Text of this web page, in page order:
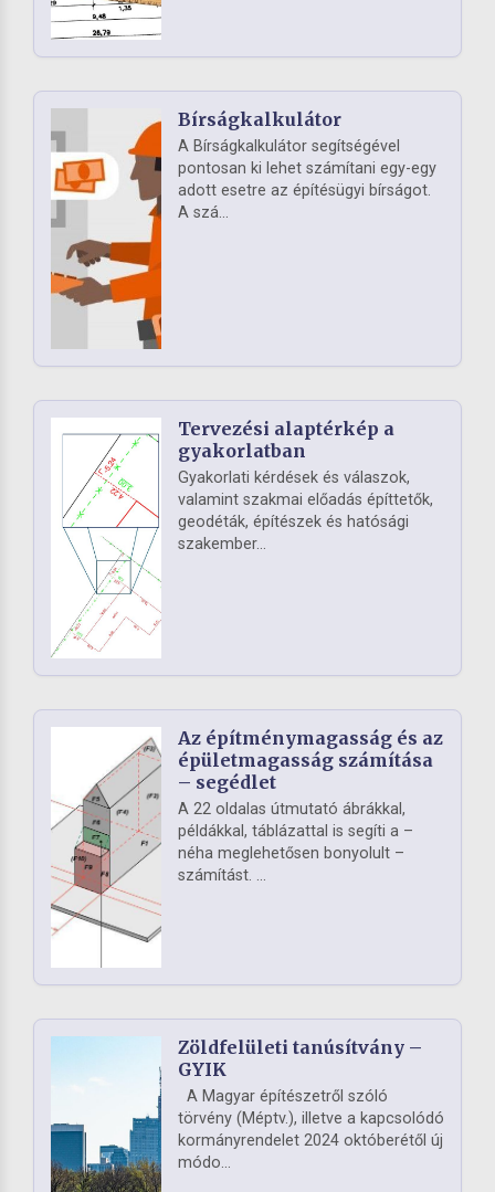
Bírságkalkulátor
A Bírságkalkulátor segítségével
pontosan ki lehet számítani egy-egy
adott esetre az építésügyi bírságot.
A szá...
Tervezési alaptérkép a
gyakorlatban
Gyakorlati kérdések és válaszok,
valamint szakmai előadás építtetők,
geodéták, építészek és hatósági
szakember...
Az építménymagasság és az
épületmagasság számítása
– segédlet
A 22 oldalas útmutató ábrákkal,
példákkal, táblázattal is segíti a –
néha meglehetősen bonyolult –
számítást. ...
Zöldfelületi tanúsítvány –
GYIK
A Magyar építészetről szóló
törvény (Méptv.), illetve a kapcsolódó
kormányrendelet 2024 októberétől új
módo...